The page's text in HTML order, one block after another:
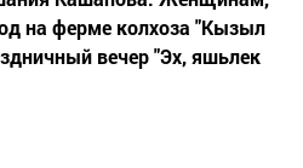
на ферме колхоза "Кызыл
вечер "Эх, яшьлек